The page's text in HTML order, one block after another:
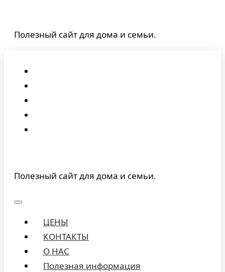
содержимому
Полезный сайт для дома и семьи.
Полезный сайт для дома и семьи.
ЦЕНЫ
КОНТАКТЫ
О НАС
Полезная информация